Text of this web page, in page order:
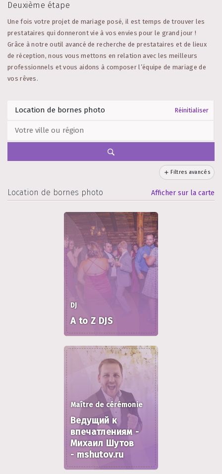
Deuxième étape
Une fois votre projet de mariage posé, il est temps de trouver les
prestataires qui donneront vie à vos envies pour le grand jour !
Grâce à notre outil avancé de recherche de prestataires et de lieux
de réception, nous vous mettons en relation avec les meilleurs
professionnels et vous aidons à composer l’équipe de mariage de
vos rêves.
Réinitialiser
Filtres avancés
Location de bornes photo Afficher sur la carte
DJ
A to Z DJS
Maître de cérémonie
Ведущий к
впечатлениям -
Михаил Шутов
- mshutov.ru